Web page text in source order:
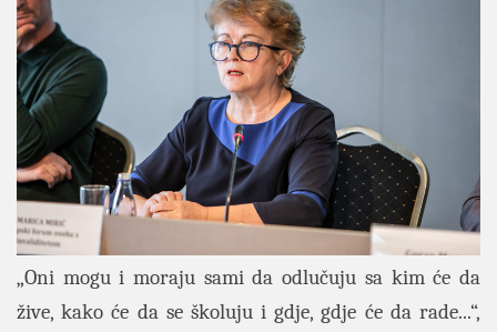
„Oni mogu i moraju sami da odlučuju sa kim će da
žive, kako će da se školuju i gdje, gdje će da rade...“,